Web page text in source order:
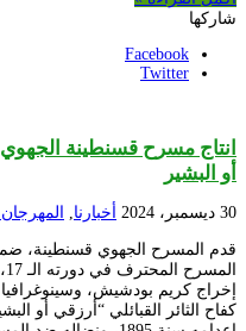
شاركها
Facebook
Twitter
انتاج مسرح قسنطينة
أو البشير
30 ديسمبر، 2024 أخبارنا,
قدم المسرح الجهوي قسنطينة،
إخراج كريم بودشيش،